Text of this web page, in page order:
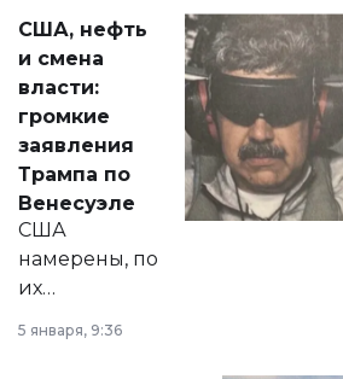
актуальных тем —
от слухов о
политических
реформах до
вопросов армии,
экономики и
личного здоровья.
США, нефть
и смена
власти:
громкие
заявления
Трампа по
Венесуэле
США
намерены, по
их
принести
5 января, 9:36